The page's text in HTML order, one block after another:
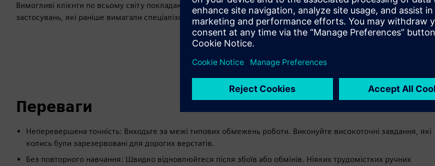
Вимогливі клієнти по всьому світу покладаються на ці рішення - особливо для
застосувань, які раніше вимагали спеціалізованого обладнання на замовлення.
Переваги
Неперевершена точність: Виходьте за межі типових обмежень роботи. Виконуйте високоточні завдання, які
колись були зарезервовані для дорогих верстатів.
Без повторного навчання: Швидко відновлюйтеся після збоїв або обмінів. Ніяких трудомістких ручних